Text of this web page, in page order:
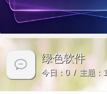
绿色软件
今日：0 / 主题：1